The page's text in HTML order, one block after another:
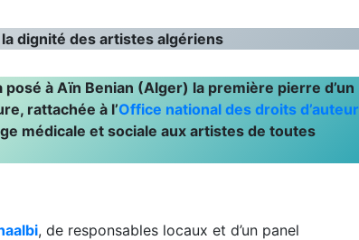
dignité des artistes algériens
posé à Aïn Benian (Alger) la première pierre d’un
rattachée à l’Office national des droits d’auteur
médicale et sociale aux artistes de toutes
, de responsables locaux et d’un panel